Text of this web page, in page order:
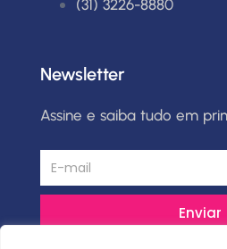
(31) 3226-8880
Newsletter
Assine e saiba tudo em
Enviar